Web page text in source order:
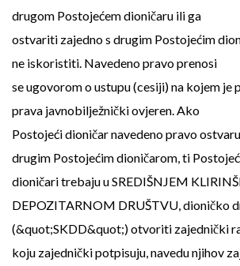
drugom Postojećem dioničaru ili ga
ostvariti zajedno s drugim Postojećim
ne iskoristiti. Navedeno pravo prenosi
se ugovorom o ustupu (cesiji) na kojem je
prava javnobilježnički ovjeren. Ako
Postojeći dioničar navedeno pravo
drugim Postojećim dioničarom, ti
dioničari trebaju u SREDIŠNJEM
DEPOZITARNOM DRUŠTVU, dioničko
(&quot;SKDD&quot;) otvoriti zajednički
koju zajednički potpisuju, navedu njihov